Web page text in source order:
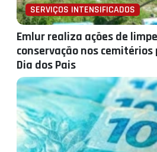
SERVIÇOS INTENSIFICADOS
Emlur realiza ações de
conservação nos cemitérios
Dia dos Pais